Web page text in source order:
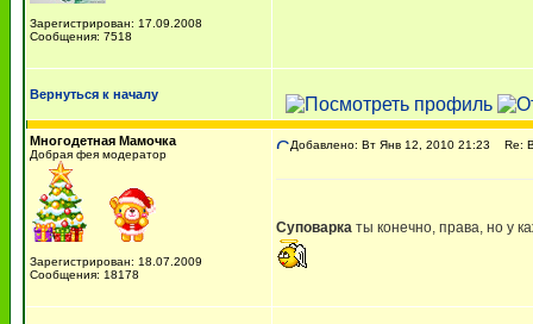
Зарегистрирован: 17.09.2008
Сообщения: 7518
Вернуться к началу
Многодетная Мамочка
Добрая фея модератор
Зарегистрирован: 18.07.2009
Сообщения: 18178
Добавлено: Вт Янв 12, 2010 21:23 Re:
Суповарка ты конечно, права, но у